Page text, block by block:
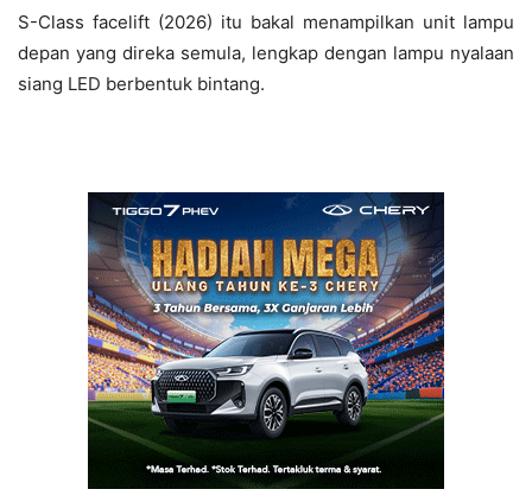
S-Class facelift (2026) itu bakal menampilkan unit lampu
depan yang direka semula, lengkap dengan lampu nyalaan
siang LED berbentuk bintang.